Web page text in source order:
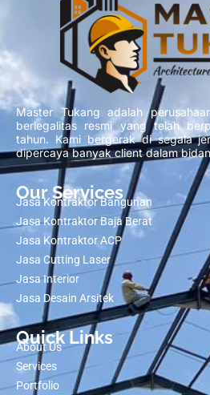
Master Tukang adalah
berlegalitas resmi yang telah
tahun. Kami bergerak di segala
dipercaya banyak client dalam
Our Services
Jasa Kontraktor Bangunan
Jasa Kontraktor Baja Berat
Jasa Kontraktor ACP
Jasa Cutting Laser
Jasa Interior
Jasa Desain Arsitek
Quick Links
About Us
Services
Portfolio